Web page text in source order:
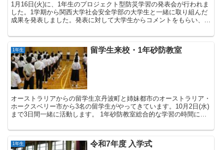
1月16日(火)に、1年生のプロジェクト型防災学習の発表会が行われま
した。1学期から関西大学社会安全学部の大学生と一緒に取り組んだ
成果を発表しました。発表に対して大学生からコメントをもらい、学
1年生 留学生来校・1年砂防教室
オーストラリアからの留学生京丹波町と姉妹都市のオーストラリア・
ホークスベリー市から3名の留学生がやってきています。10月2日(水)
まで3日間一緒に活動します。 1年砂防教室総合的な学習の時間に防
1年生 令和7年度 入学式